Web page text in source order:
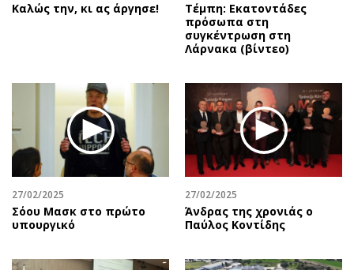
Καλώς την, κι ας άργησε!
Τέμπη: Εκατοντάδες
πρόσωπα στη
συγκέντρωση στη
Λάρνακα (βίντεο)
27/02/2025
Σόου Μασκ στο πρώτο
υπουργικό
27/02/2025
Άνδρας της χρονιάς ο
Παύλος Κοντίδης